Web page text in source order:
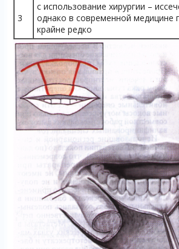
3
с использование хирургии –
однако в современной медицине
крайне редко